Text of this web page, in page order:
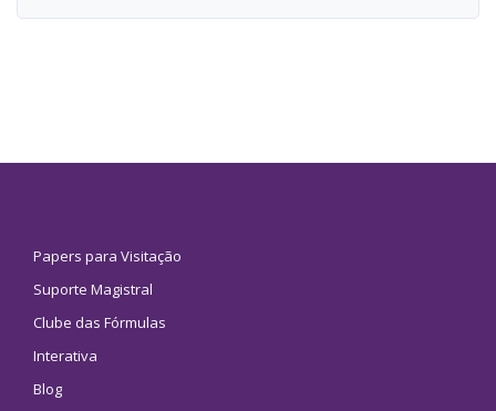
Papers para Visitação
Suporte Magistral
Clube das Fórmulas
Interativa
Blog